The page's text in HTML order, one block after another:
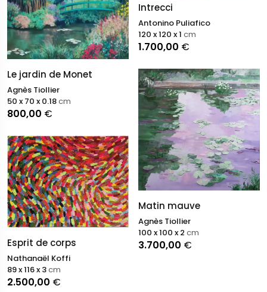
Le jardin de Monet
Agnès Tiollier
800,00 €
50 x 70 x 0.18cm
Esprit de corps
Nathanaël Koffi
2.500,00 €
89 x 116 x 3cm
Intrecci
Antonino Puliafico
1.700,00 €
120 x 120 x 1 cm
Matin mauve
Agnès Tiollier
3.700,00 €
100 x 100 x 2 cm